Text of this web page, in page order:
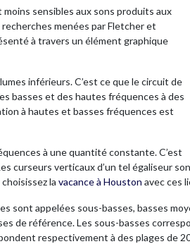
sensibles aux sons produits aux
menées par Fletcher et
à travers un élément graphique
inférieurs. C’est ce que le circuit de
basses et des hautes fréquences à des
à hautes et basses fréquences est
à une quantité constante. C’est
curseurs verticaux d’un tel égaliseur
la vacance à Houston avec ces
appelées sous-basses, basses
de référence. Les sous-basses
respectivement à des plages de